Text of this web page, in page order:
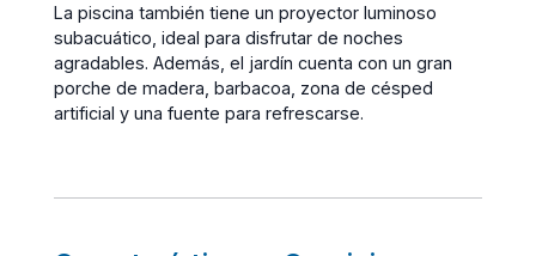
La piscina también tiene un proyector luminoso
subacuático, ideal para disfrutar de noches
agradables. Además, el jardín cuenta con un gran
porche de madera, barbacoa, zona de césped
artificial y una fuente para refrescarse.